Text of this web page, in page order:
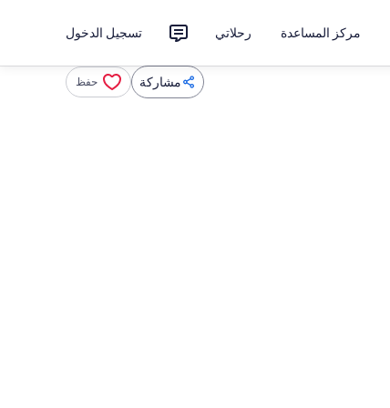
مركز المساعدة رحلاتي تسجيل الدخول
مشاركة حفظ